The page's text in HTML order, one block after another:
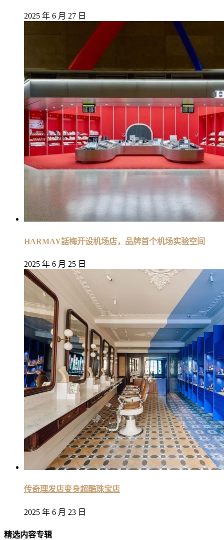
2025 年 6 月 27 日
HARMAY話梅开设机场店，品牌首个机场实验空间
2025 年 6 月 25 日
传奇理发店变身超酷珠宝店
2025 年 6 月 23 日
精选内容专辑